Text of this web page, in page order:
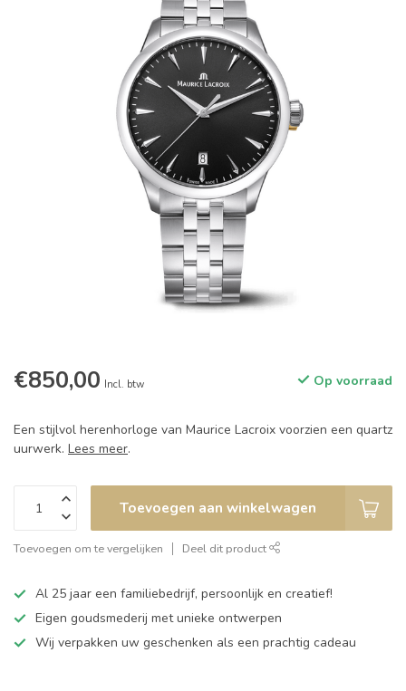
€850,00 Incl. btw Op voorraad
Een stijlvol herenhorloge van Maurice Lacroix voorzien een quartz
uurwerk. Lees meer.
Toevoegen aan winkelwagen
Toevoegen om te vergelijken Deel dit product
Al 25 jaar een familiebedrijf, persoonlijk en creatief!
Eigen goudsmederij met unieke ontwerpen
Wij verpakken uw geschenken als een prachtig cadeau